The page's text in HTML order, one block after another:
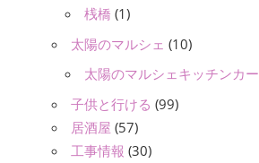
桟橋 (1)
太陽のマルシェ (10)
太陽のマルシェキッチンカー
子供と行ける (99)
居酒屋 (57)
工事情報 (30)